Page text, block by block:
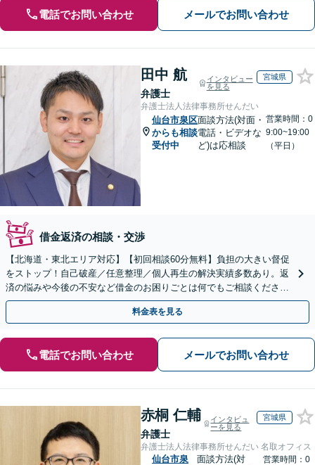
電話でお問い合わせ メールでお問い合わせ
田中 航
弁護士
インタビュー
を見る
宮城県
弁護士法人法律事務所せんだい
仙台市泉区
からも相談
受付中
面談方法(対面・
電話・ビデオな
ど)は応相談
営業時間：0
9:00~19:00
（平日）
借金返済の相談・交渉
【北海道・東北エリア対応】【初回相談60分無料】負担の大きい督促
をストップ！自己破産／任意整理／個人再生の解決実績多数あり。返
済の悩みや今後の不安など借金のお困りごとは何でもご相談くださ
い。依頼者さまにとって最善の解決をご提案【土曜も営業】
料金表を見る
電話でお問い合わせ メールでお問い合わせ
赤桐 仁輔
弁護士
インタビュ
ーを見る
宮城県
弁護士法人法律事務所せんだい 名取オフィス
仙台市泉
面談方法(対
営業時間：0